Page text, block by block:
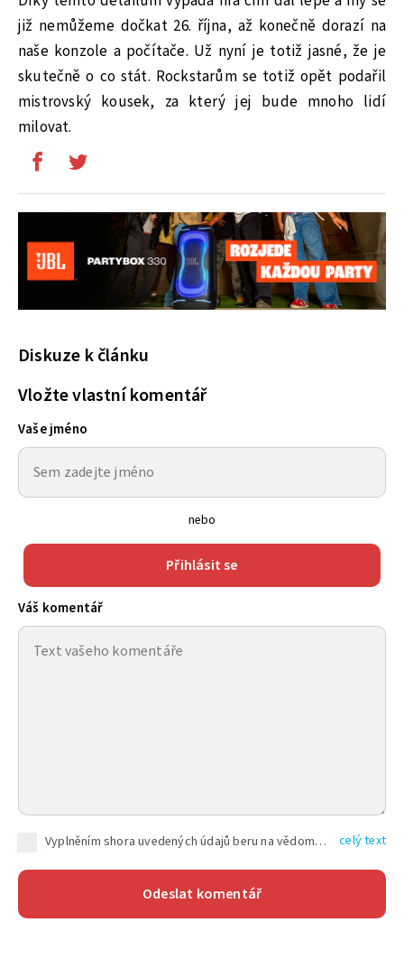
již nemůžeme dočkat 26. října, až konečně dorazí na
naše konzole a počítače. Už nyní je totiž jasné, že je
skutečně o co stát. Rockstarům se totiž opět podařil
mistrovský kousek, za který jej bude mnoho lidí
milovat.
Diskuze k článku
Vložte vlastní komentář
Vaše jméno
nebo
Přihlásit se
Váš komentář
Vyplněním shora uvedených údajů beru na vědomí, že společnost TEXT FACTORY s.r.o., sídlem Brno, Durďákova 336/29, Černá Pole, PSČ: 613 00, IČ: 06157831, zapsané u Krajského soudu v Brně, oddíl C, vložka 100399, bude zpracovávat mé osobní údaje uvedené v rámci mnou vyplněného registračního formuláře na základě oprávněných zájmů TEXT FACTORY s.r.o. dle čl. 6 odst. 1 písm. f) GDPR a pro splnění právních povinností (čl. 6 odst. 1 písm. c) GDPR), a to pro tyto účely: nezbytnost zajistit oprávnění návštěvníka webových stránek provozovaných společností TEXT FACTORY s.r.o. přispívat aktivně ke zveřejněným článkům nebo v rámci diskusních fór a výkon práv TEXT FACTORY s.r.o. jako administrátora těchto diskusních fór. Více informací o zpracování osobních údajů a právech lze nalézt v celý text